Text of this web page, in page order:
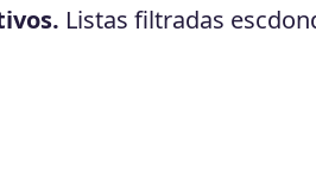
Listas filtradas